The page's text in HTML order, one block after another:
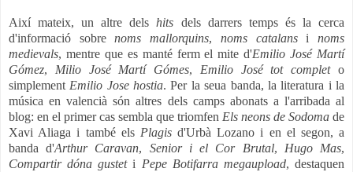
Així mateix, un altre delshits dels darrers temps és la cerca
d'informació sobrenoms mallorquins, noms catalansinoms
medievals, mentre que es manté ferm el mite d'Emilio José Martí
Gómez, Milio José Martí Gómes, Emilio José tot completo
simplement Emilio Jose hostia. Per la seua banda, la literatura i la
música en valencià són altres dels camps abonats a l'arribada al
blog: en el primer cas sembla que triomfen Els neons de Sodoma de
Xavi Aliaga i també els Plagisd'Urbà Lozano i en el segon, a
banda d'Arthur Caravan, Senior i el Cor Brutal, Hugo Mas,
Compartir dóna gusteti Pepe Botifarra megaupload, destaquen